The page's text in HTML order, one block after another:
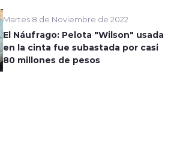
Martes 8 de Noviembre de 2022
El Náufrago: Pelota "Wilson" usada
en la cinta fue subastada por casi
80 millones de pesos